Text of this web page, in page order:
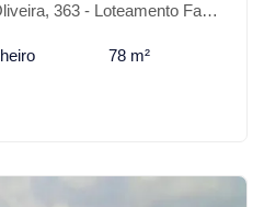
Fazenda do Sobrado, São Lourenço do Sul-RS
78 m²